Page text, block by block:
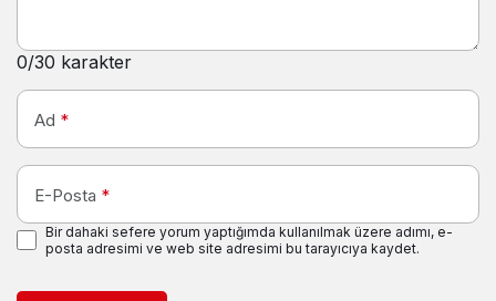
0/30 karakter
Ad *
E-Posta *
Bir dahaki sefere yorum yaptığımda kullanılmak üzere adımı, e-
posta adresimi ve web site adresimi bu tarayıcıya kaydet.